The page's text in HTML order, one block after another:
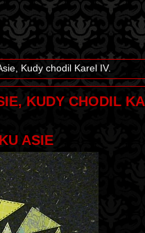
Kudy chodil Karel IV.
KUDY CHODIL
ASIE